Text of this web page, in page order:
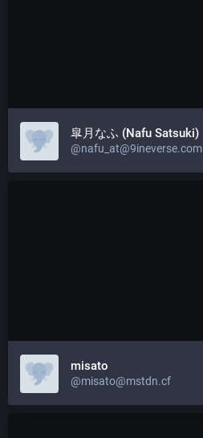
皐月なふ (Nafu Satsuki)
@nafu_at@9ineverse.com
misato
@misato@mstdn.cf